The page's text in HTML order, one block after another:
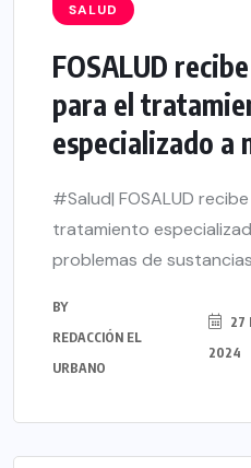
SALUD
FOSALUD
para el
especializado a
#Salud| FOSALUD
tratamiento
problemas de sustancias
BY
REDACCIÓN EL
URBANO
27
2024